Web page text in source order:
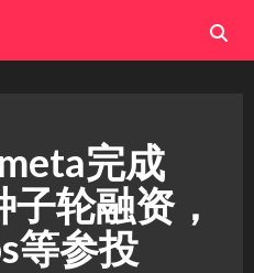
完成
轮融资，
等参投